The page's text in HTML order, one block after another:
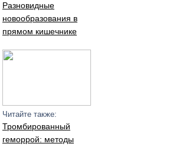
Разновидные
новообразования в
прямом кишечнике
Читайте также:
Тромбированный
геморрой: методы